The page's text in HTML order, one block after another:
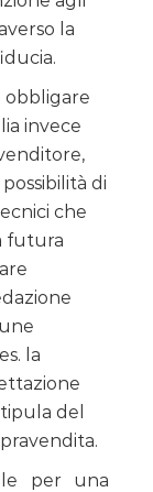
la
obbligare
invece
di
che
futura
la
del
per una